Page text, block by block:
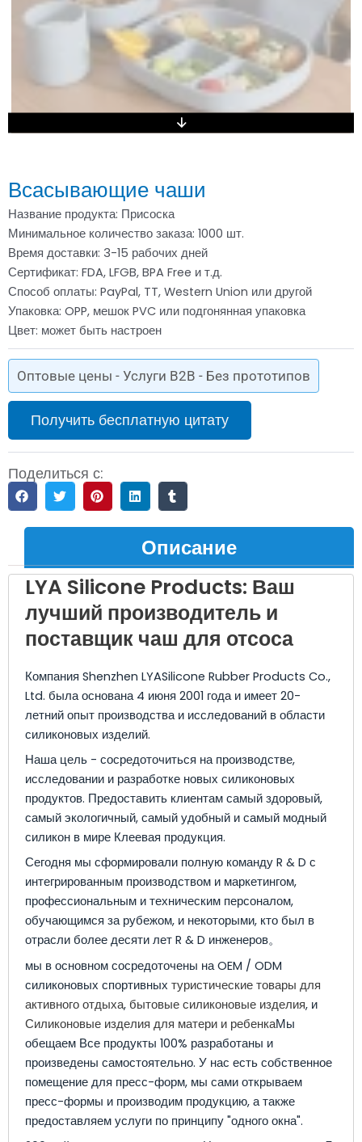
Всасывающие чаши
Название продукта: Присоска
Минимальное количество заказа: 1000 шт.
Время доставки: 3-15 рабочих дней
Сертификат: FDA, LFGB, BPA Free и т.д.
Способ оплаты: PayPal, TT, Western Union или другой
Упаковка: OPP, мешок PVC или подгонянная упаковка
Цвет: может быть настроен
Оптовые цены - Услуги B2B - Без прототипов
Получить бесплатную цитату
Поделиться с:
Описание
LYA Silicone Products: Ваш
лучший производитель и
поставщик чаш для отсоса
Компания Shenzhen LYASilicone Rubber Products Co.,
Ltd. была основана 4 июня 2001 года и имеет 20-
летний опыт производства и исследований в области
силиконовых изделий.
Наша цель - сосредоточиться на производстве,
исследовании и разработке новых силиконовых
продуктов. Предоставить клиентам самый здоровый,
самый экологичный, самый удобный и самый модный
силикон в мире Клеевая продукция.
Сегодня мы сформировали полную команду R & D с
интегрированным производством и маркетингом,
профессиональным и техническим персоналом,
обучающимся за рубежом, и некоторыми, кто был в
отрасли более десяти лет R & D инженеров。
мы в основном сосредоточены на OEM / ODM
силиконовых спортивных туристические товары для
активного отдыха, бытовые силиконовые изделия, и
Силиконовые изделия для матери и ребенкаМы
обещаем Все продукты 100% разработаны и
произведены самостоятельно. У нас есть собственное
помещение для пресс-форм, мы сами открываем
пресс-формы и производим продукцию, а также
предоставляем услуги по принципу "одного окна".